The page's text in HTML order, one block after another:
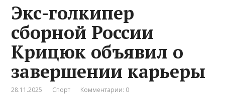
Экс-голкипер
сборной России
Крицюк объявил о
завершении карьеры
28.11.2025 Спорт Комментарии: 0